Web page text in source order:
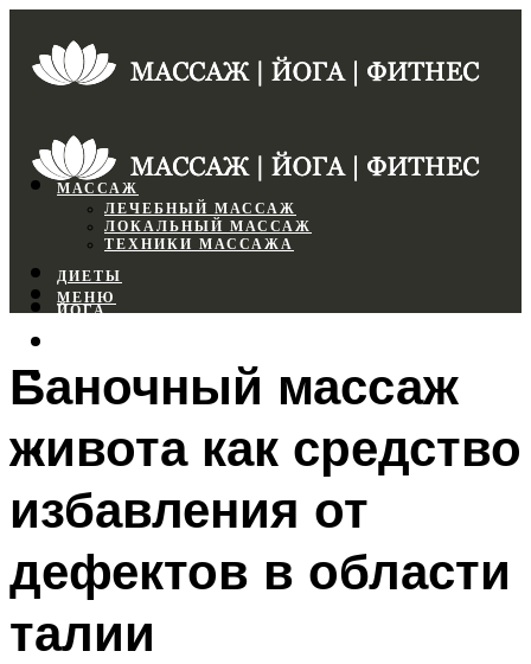
МАССАЖ
ЛЕЧЕБНЫЙ МАССАЖ
ЛОКАЛЬНЫЙ МАССАЖ
ТЕХНИКИ МАССАЖА
ДИЕТЫ
ЙОГА
ФИТНЕС
МЕНЮ
МЕНЮ
Баночный массаж
живота как средство
избавления от
дефектов в области
талии